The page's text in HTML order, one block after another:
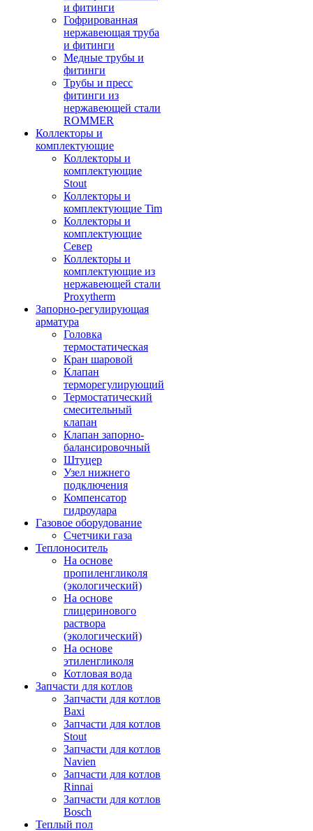
и фитинги
Гофрированная
нержавеющая труба
и фитинги
Медные трубы и
фитинги
Трубы и пресс
фитинги из
нержавеющей стали
ROMMER
Коллекторы и
комплектующие
Коллекторы и
комплектующие
Stout
Коллекторы и
комплектующие Tim
Коллекторы и
комплектующие
Север
Коллекторы и
комплектующие из
нержавеющей стали
Proxytherm
Запорно-регулирующая
арматура
Головка
термостатическая
Кран шаровой
Клапан
терморегулирующий
Термостатический
смесительный
клапан
Клапан запорно-
балансировочный
Штуцер
Узел нижнего
подключения
Компенсатор
гидроудара
Газовое оборудование
Счетчики газа
Теплоноситель
На основе
пропиленгликоля
(экологический)
На основе
глицеринового
раствора
(экологический)
На основе
этиленгликоля
Котловая вода
Запчасти для котлов
Запчасти для котлов
Baxi
Запчасти для котлов
Stout
Запчасти для котлов
Navien
Запчасти для котлов
Rinnai
Запчасти для котлов
Bosch
Теплый пол